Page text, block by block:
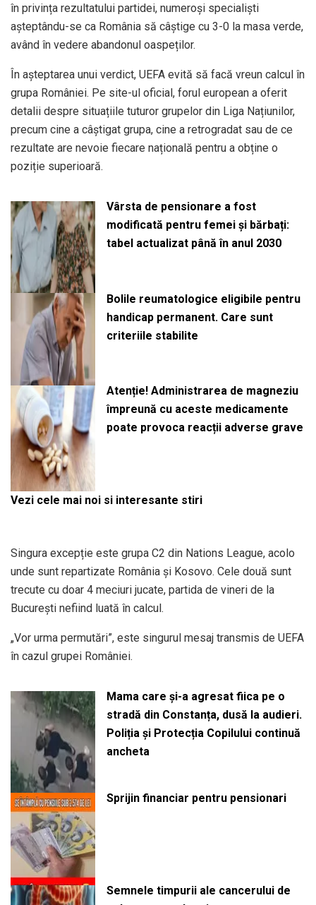
în privința rezultatului partidei, numeroși specialiști
așteptându-se ca România să câștige cu 3-0 la masa verde,
având în vedere abandonul oaspeților.
În așteptarea unui verdict, UEFA evită să facă vreun calcul în
grupa României. Pe site-ul oficial, forul european a oferit
detalii despre situațiile tuturor grupelor din Liga Națiunilor,
precum cine a câștigat grupa, cine a retrogradat sau de ce
rezultate are nevoie fiecare națională pentru a obține o
poziție superioară.
Vârsta de pensionare a fost
modificată pentru femei și bărbați:
tabel actualizat până în anul 2030
Bolile reumatologice eligibile pentru
handicap permanent. Care sunt
criteriile stabilite
Atenție! Administrarea de magneziu
împreună cu aceste medicamente
poate provoca reacții adverse grave
Vezi cele mai noi si interesante stiri
Singura excepție este grupa C2 din Nations League, acolo
unde sunt repartizate România și Kosovo. Cele două sunt
trecute cu doar 4 meciuri jucate, partida de vineri de la
București nefiind luată în calcul.
„Vor urma permutări”, este singurul mesaj transmis de UEFA
în cazul grupei României.
Mama care și-a agresat fiica pe o
stradă din Constanța, dusă la audieri.
Poliția și Protecția Copilului continuă
ancheta
Sprijin financiar pentru pensionari
Semnele timpurii ale cancerului de